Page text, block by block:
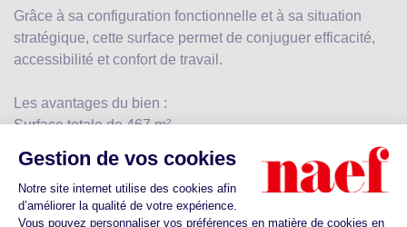
Grâce à sa configuration fonctionnelle et à sa situation
stratégique, cette surface permet de conjuguer efficacité,
accessibilité et confort de travail.
Les avantages du bien :
Surface totale de 467 m²
Accès véhicules directement dans les locaux
Espaces adaptés à une activité de dépôt et/ou bureaux
Configuration flexible selon vos besoins